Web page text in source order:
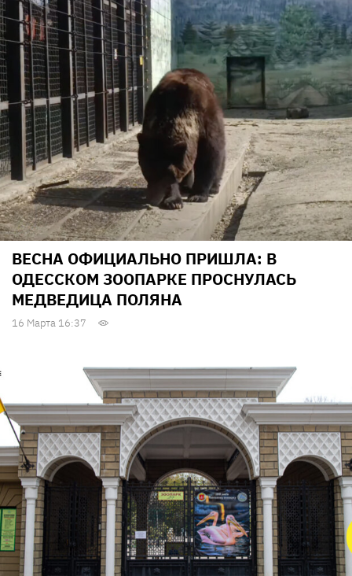
ВЕСНА ОФИЦИАЛЬНО ПРИШЛА: В
ОДЕССКОМ ЗООПАРКЕ ПРОСНУЛАСЬ
МЕДВЕДИЦА ПОЛЯНА
16 Марта 16:37